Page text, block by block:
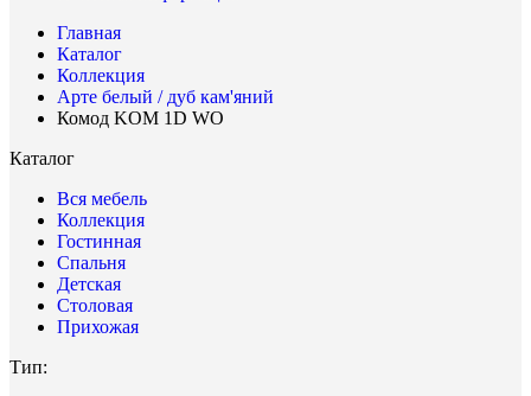
Главная
Каталог
Коллекция
Арте белый / дуб кам'яний
Комод KOM 1D WO
Каталог
Вся мебель
Коллекция
Гостинная
Спальня
Детская
Столовая
Прихожая
Тип: